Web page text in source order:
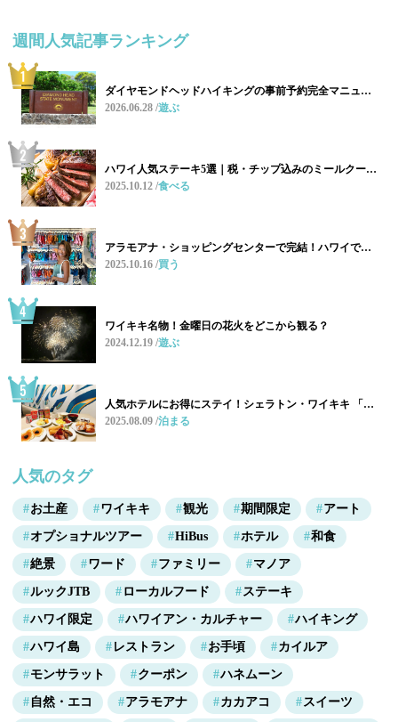
週間人気記事ランキング
ダイヤモンドヘッドハイキングの事前予約完全マニュ…
2026.06.28 遊ぶ
ハワイ人気ステーキ5選｜税・チップ込みのミールクー…
2025.10.12 食べる
アラモアナ・ショッピングセンターで完結！ハワイで…
2025.10.16 買う
ワイキキ名物！金曜日の花火をどこから観る？
2024.12.19 遊ぶ
人気ホテルにお得にステイ！シェラトン・ワイキキ 「…
2025.08.09 泊まる
人気のタグ
お土産 ワイキキ 観光 期間限定 アート
オプショナルツアー HiBus ホテル 和食
絶景 ワード ファミリー マノア
ルックJTB ローカルフード ステーキ
ハワイ限定 ハワイアン・カルチャー ハイキング
ハワイ島 レストラン お手頃 カイルア
モンサラット クーポン ハネムーン
自然・エコ アラモアナ カカアコ スイーツ